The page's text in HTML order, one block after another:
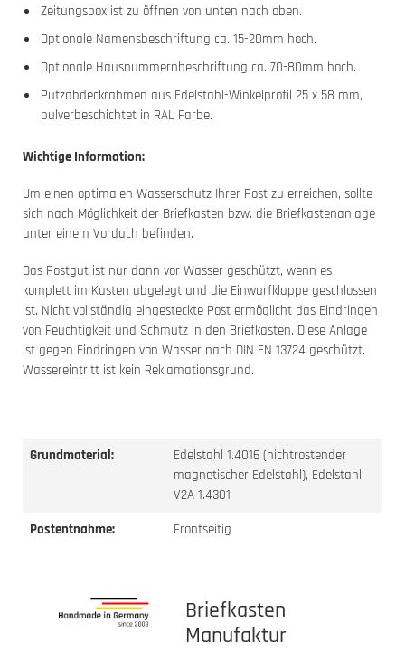
Zeitungsbox ist zu öffnen von unten nach oben.
Optionale Namensbeschriftung ca. 15-20mm hoch.
Optionale Hausnummernbeschriftung ca. 70-80mm hoch.
Putzabdeckrahmen aus Edelstahl-Winkelprofil 25 x 58 mm,
pulverbeschichtet in RAL Farbe.
Wichtige Information:
Um einen optimalen Wasserschutz Ihrer Post zu erreichen, sollte
sich nach Möglichkeit der Briefkasten bzw. die Briefkastenanlage
unter einem Vordach befinden.
Das Postgut ist nur dann vor Wasser geschützt, wenn es
komplett im Kasten abgelegt und die Einwurfklappe geschlossen
ist. Nicht vollständig eingesteckte Post ermöglicht das Eindringen
von Feuchtigkeit und Schmutz in den Briefkasten. Diese Anlage
ist gegen Eindringen von Wasser nach DIN EN 13724 geschützt.
Wassereintritt ist kein Reklamationsgrund.
Grundmaterial:
Edelstahl 1.4016 (nichtrostender
magnetischer Edelstahl), Edelstahl
V2A 1.4301
Postentnahme:
Frontseitig
Briefkasten
Manufaktur